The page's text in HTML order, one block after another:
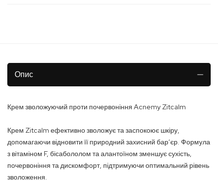
Опис
Крем зволожуючий проти почервоніння Acnemy Zitcalm
Крем Zitcalm ефективно зволожує та заспокоює шкіру,
допомагаючи відновити її природний захисний бар’єр. Формула
з вітаміном F, бісабололом та алантоїном зменшує сухість,
почервоніння та дискомфорт, підтримуючи оптимальний рівень
зволоження.